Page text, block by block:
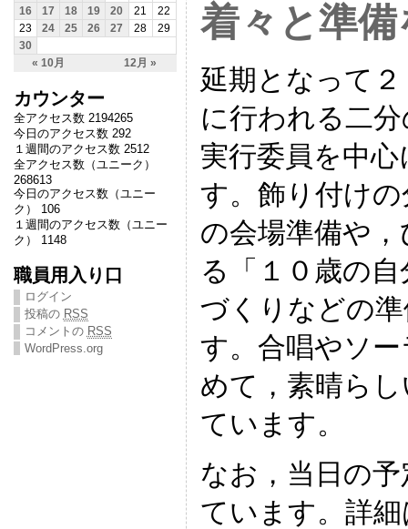
« 10月 12月 »
16
17 18 19 20 21
22
23
24 25 26 27 28
29
30
カウンター
全アクセス数 2194265
今日のアクセス数 292
１週間のアクセス数 2512
全アクセス数（ユニーク）
268613
今日のアクセス数（ユニー
ク） 106
１週間のアクセス数（ユニー
ク） 1148
職員用入り口
ログイン
投稿の RSS
コメントの RSS
WordPress.org
着々と準
延期となって
に行われる二
実行委員を中
す。飾り付け
の会場準備や
る「１０歳の
づくりなどの
す。合唱やソ
めて，素晴ら
ています。
なお，当日の
ています。詳